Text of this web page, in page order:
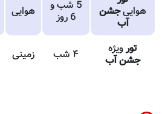
هواییجشن
آب
5 شب و
6 روز
هوایی
تورویژه
جشن آب
۴ شب زمینی